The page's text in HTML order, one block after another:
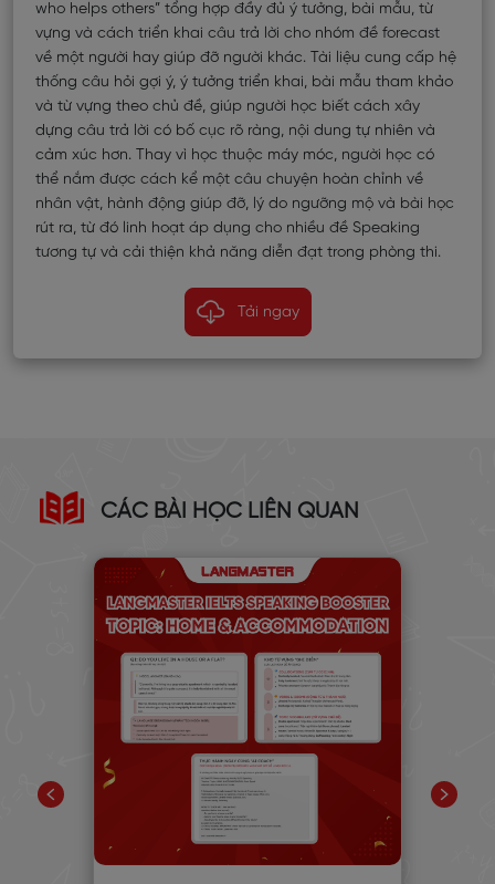
who helps others” tổng hợp đầy đủ ý tưởng, bài mẫu, từ
vựng và cách triển khai câu trả lời cho nhóm đề forecast
về một người hay giúp đỡ người khác. Tài liệu cung cấp hệ
thống câu hỏi gợi ý, ý tưởng triển khai, bài mẫu tham khảo
và từ vựng theo chủ đề, giúp người học biết cách xây
dựng câu trả lời có bố cục rõ ràng, nội dung tự nhiên và
cảm xúc hơn. Thay vì học thuộc máy móc, người học có
thể nắm được cách kể một câu chuyện hoàn chỉnh về
nhân vật, hành động giúp đỡ, lý do ngưỡng mộ và bài học
rút ra, từ đó linh hoạt áp dụng cho nhiều đề Speaking
tương tự và cải thiện khả năng diễn đạt trong phòng thi.
Tải ngay
CÁC BÀI HỌC LIÊN QUAN